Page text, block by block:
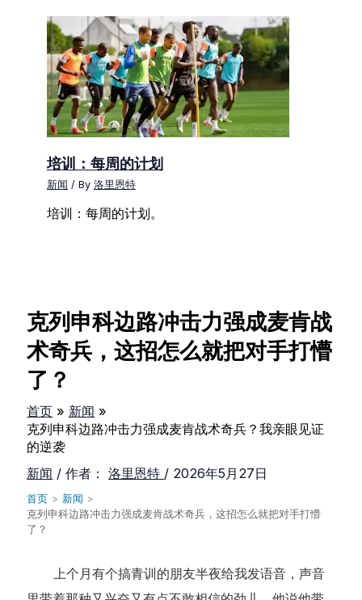
培训：每周的计划
新闻 / By 洛里恩特
培训：每周的计划。
克列申科边路冲击力强成麦肯战
术奇兵，这招怎么就把对手打懵
了？
首页
新闻
克列申科边路冲击力强成麦肯战术奇兵？我亲眼见证
的逆袭
新闻 / 作者： 洛里恩特 / 2026年5月27日
首页 > 新闻 >
克列申科边路冲击力强成麦肯战术奇兵，这招怎么就把对手打懵
了？
上个月有个搞青训的朋友半夜给我发语音，声音